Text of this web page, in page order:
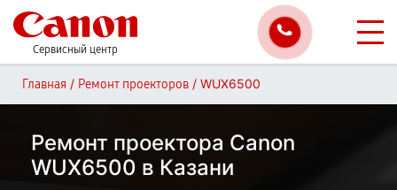
Сервисный центр
Главная / Ремонт проекторов / WUX6500
Ремонт проектора Canon
WUX6500 в Казани